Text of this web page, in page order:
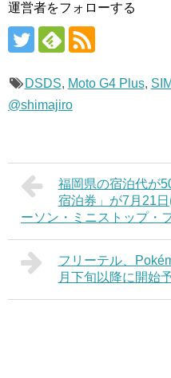
運営者をフォローする
DSDS, Moto G4 Plus,
@shimajiro
福岡県の宿泊代が
宿泊券」が7月21
ーソン・ミニストップ・
フリーテル、
月下旬以降に開始